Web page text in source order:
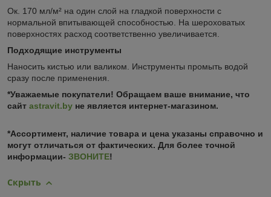
Ок. 170 мл/м² на один слой на гладкой поверхности с
нормальной впитывающей способностью. На шероховатых
поверхностях расход соответственно увеличивается.
Подходящие инструменты
Наносить кистью или валиком. Инструменты промыть водой
сразу после применения.
*Уважаемые покупатели! Обращаем ваше внимание, что
сайт astravit.by не является интернет-магазином.
*Ассортимент, наличие товара и цена указаны справочно и
могут отличаться от фактических. Для более точной
информации- ЗВОНИТЕ!
Скрыть